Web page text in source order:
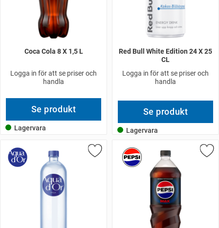
Coca Cola 8 X 1,5 L
Logga in för att se priser och
handla
Se produkt
Lagervara
Red Bull White Edition 24 X 25
CL
Logga in för att se priser och
handla
Se produkt
Lagervara